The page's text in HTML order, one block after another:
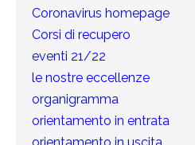
Coronavirus homepage
Corsi di recupero
eventi 21/22
le nostre eccellenze
organigramma
orientamento in entrata